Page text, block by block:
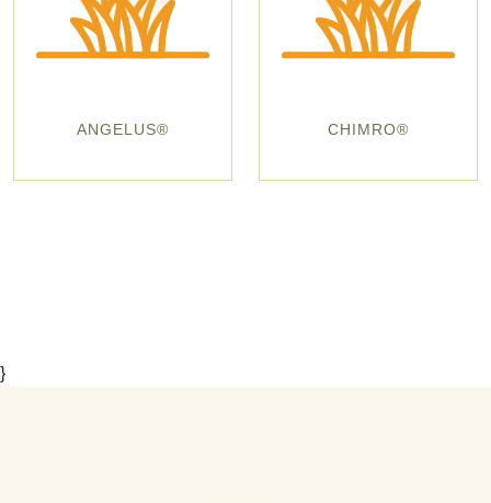
ANGELUS® CHIMRO®
}